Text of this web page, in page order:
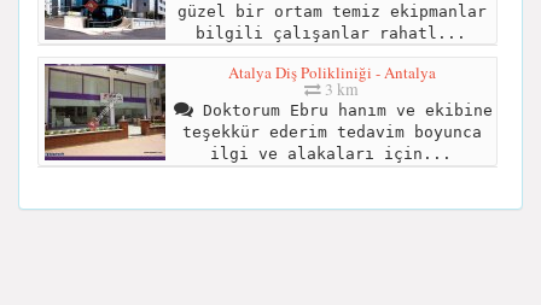
güzel bir ortam temiz ekipmanlar
bilgili çalışanlar rahatl...
Atalya Diş Polikliniği - Antalya
3 km
Doktorum Ebru hanım ve ekibine
teşekkür ederim tedavim boyunca
ilgi ve alakaları için...